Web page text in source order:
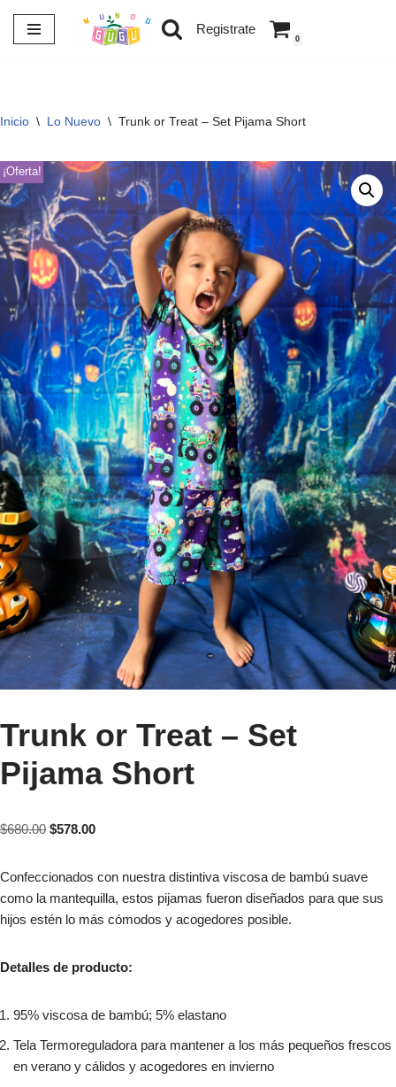
Saltar
Registrate
0
Inicio \ Lo Nuevo \ Trunk or Treat – Set Pijama Short
¡Oferta!
Trunk or Treat – Set
Pijama Short
$680.00 $578.00
Confeccionados con nuestra distintiva viscosa de bambú suave
como la mantequilla, estos pijamas fueron diseñados para que sus
hijos estén lo más cómodos y acogedores posible.
Detalles de producto:
95% viscosa de bambú; 5% elastano
Tela Termoreguladora para mantener a los más pequeños frescos
en verano y cálidos y acogedores en invierno